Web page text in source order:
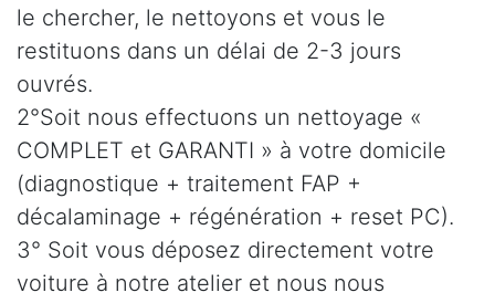
le chercher, le nettoyons et vous le
restituons dans un délai de 2-3 jours
ouvrés.
2°Soit nous effectuons un nettoyage «
COMPLET et GARANTI » à votre domicile
(diagnostique + traitement FAP +
décalaminage + régénération + reset PC).
3° Soit vous déposez directement votre
voiture à notre atelier et nous nous